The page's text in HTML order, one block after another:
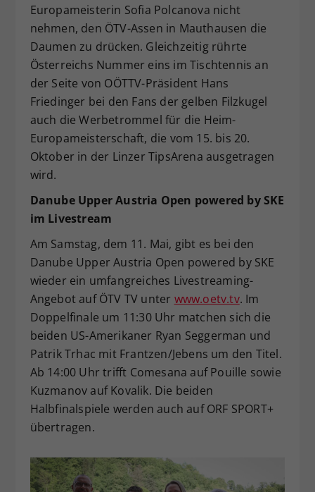
Europameisterin Sofia Polcanova nicht
nehmen, den ÖTV-Assen in Mauthausen die
Daumen zu drücken. Gleichzeitig rührte
Österreichs Nummer eins im Tischtennis an
der Seite von OÖTTV-Präsident Hans
Friedinger bei den Fans der gelben Filzkugel
auch die Werbetrommel für die Heim-
Europameisterschaft, die vom 15. bis 20.
Oktober in der Linzer TipsArena ausgetragen
wird.
Danube Upper Austria Open powered by SKE
im Livestream
Am Samstag, dem 11. Mai, gibt es bei den
Danube Upper Austria Open powered by SKE
wieder ein umfangreiches Livestreaming-
Angebot auf ÖTV TV unter www.oetv.tv. Im
Doppelfinale um 11:30 Uhr matchen sich die
beiden US-Amerikaner Ryan Seggerman und
Patrik Trhac mit Frantzen/Jebens um den Titel.
Ab 14:00 Uhr trifft Comesana auf Pouille sowie
Kuzmanov auf Kovalik. Die beiden
Halbfinalspiele werden auch auf ORF SPORT+
übertragen.